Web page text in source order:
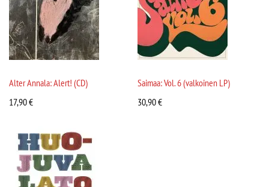
Alter Annala: Alert! (CD)
17,90€
Saimaa: Vol. 6 (valkoinen LP)
30,90€